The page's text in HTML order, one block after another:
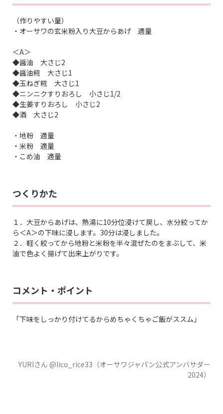
（作りやすい量）
・オーサワの玄米粉入り大豆からあげ 適量
＜A＞
◆醤油 大さじ2
◆醤油糀 大さじ1
◆玉ねぎ糀 大さじ1
◆ニンニクすりおろし 小さじ1/2
◆生姜すりおろし 小さじ2
◆酒 大さじ2
・地粉 適量
・米粉 適量
・こめ油 適量
つくりかた
１．大豆からあげは、熱湯に10分位浸けて戻し、水分絞ってか
ら＜A＞の下味に浸します。30分は浸しました。
２．軽く絞ってから地粉と米粉を半々混ぜたのをまぶして、米
油で色よく揚げて出来上がりです。
コメント・ポイント
「下味をしっかり付けてるからめちゃくちゃご飯がススム」
YURIさん @lico_rice33（オーサワジャパン公式アンバサダー
2024）